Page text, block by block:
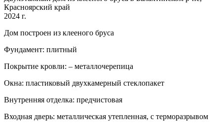
Красноярский край
2024 г.
Дом построен из клееного бруса
Фундамент: плитный
Покрытие кровли: – металлочерепица
Окна: пластиковый двухкамерный стеклопакет
Внутренняя отделка: предчистовая
Входная дверь: металлическая утепленная, с терморазрывом